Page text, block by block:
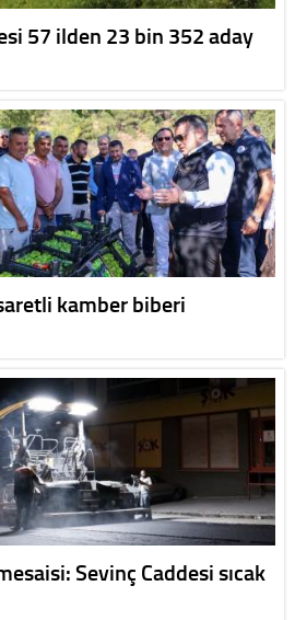
57 ilden 23 bin 352 aday
kamber biberi
Sevinç Caddesi sıcak